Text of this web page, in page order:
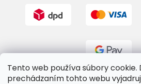
Tento web používa súbory cookie.
prechádzaním tohto webu